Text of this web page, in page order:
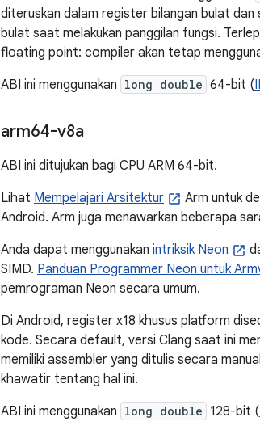
diteruskan dalam register bilangan bulat dan
bulat saat melakukan panggilan fungsi.
floating point: compiler akan tetap
ABI ini menggunakan long double 64-bit (
arm64-v8a
ABI ini ditujukan bagi CPU ARM 64-bit.
Lihat Mempelajari Arsitektur
Arm untuk
Android. Arm juga menawarkan beberapa
Anda dapat menggunakan intriksik Neon
SIMD. Panduan Programmer Neon untuk
pemrograman Neon secara umum.
Di Android, register x18 khusus platform
kode. Secara default, versi Clang saat ini
memiliki assembler yang ditulis secara
khawatir tentang hal ini.
ABI ini menggunakan long double 128-bit (